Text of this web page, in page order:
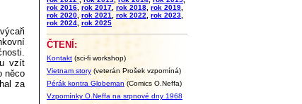
rok 2016 rok 2017 rok 2018 rok 2019
rok 2020 rok 2021 rok 2022 rok 2023
rok 2024 rok 2025
ČTENÍ:
Kontakt (sci-fi workshop)
Vietnam story (veterán Prošek vzpomíná)
Pérák kontra Globeman (Comics O.Neffa)
Vzpomínky O.Neffa na srpnové dny 1968
vzít
něco
za